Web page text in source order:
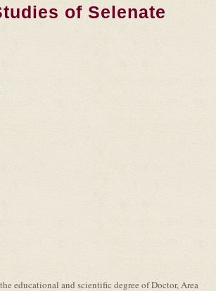
of Selenate
educational and scientific degree of Doctor, Area